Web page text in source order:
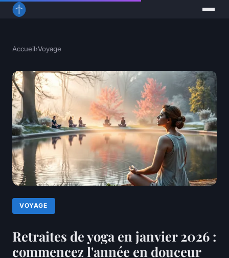
Accueil›Voyage
VOYAGE
Retraites de yoga en janvier 2026 :
commencez l'année en douceur